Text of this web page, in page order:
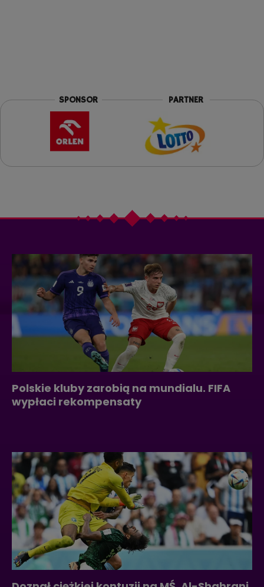
SPONSOR PARTNER
Polskie kluby zarobią na mundialu. FIFA
wypłaci rekompensaty